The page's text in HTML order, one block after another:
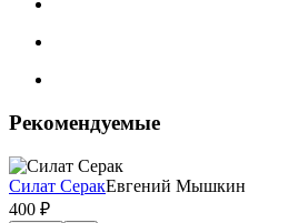
Рекомендуемые
Силат СеракЕвгений Мышкин
400 ₽